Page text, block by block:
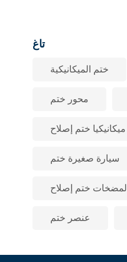
تاغ
ختم الميكانيكية
محور ختم
ميكانيكيا ختم إصلاح
سيارة صغيرة ختم
المضخات ختم إصلاح
عنصر ختم